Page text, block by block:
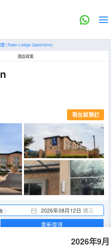
墅(Town Lodge Gaborone)
酒店政策
現在就預訂
2026年08月12日 週三
2026年9月
重新搜尋